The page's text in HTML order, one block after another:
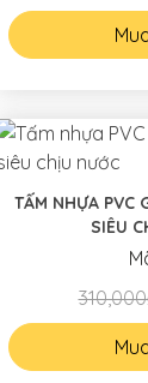
TẤM NHỰA PVC
SIÊU